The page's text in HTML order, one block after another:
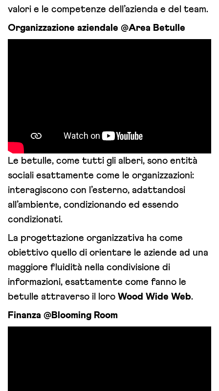
valori e le competenze dell’azienda e del team.
Organizzazione aziendale @Area Betulle
Le betulle, come tutti gli alberi, sono entità
sociali esattamente come le organizzazioni:
interagiscono con l’esterno, adattandosi
all’ambiente, condizionando ed essendo
condizionati.
La progettazione organizzativa ha come
obiettivo quello di orientare le aziende ad una
maggiore fluidità nella condivisione di
informazioni, esattamente come fanno le
betulle attraverso il loro Wood Wide Web.
Finanza @Blooming Room